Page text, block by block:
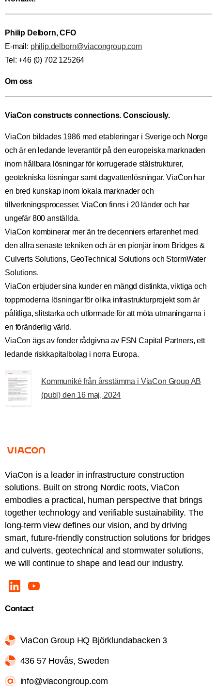
Philip Delborn, CFO
E-mail: philip.delborn@viacongroup.com
Tel: +46 (0) 702 125264
Om oss
ViaCon constructs connections. Consciously.
ViaCon bildades 1986 med etableringar i Sverige och Norge
och är en ledande leverantör på den europeiska marknaden
inom hållbara lösningar för korrugerade stålstrukturer,
geotekniska lösningar samt dagvattenlösningar. ViaCon har
en bred kunskap inom lokala marknader och
tillverkningsprocesser. ViaCon finns i 20 länder och har
ungefär 800 anställda.
ViaCon kombinerar mer än tre decenniers erfarenhet med
den allra senaste tekniken och är en pionjär inom Bridges &
Culverts Solutions, GeoTechnical Solutions och StormWater
Solutions.
ViaCon erbjuder sina kunder en mängd distinkta, viktiga och
toppmoderna lösningar för olika infrastrukturprojekt som är
pålitliga, slitstarka och utformade för att möta utmaningarna i
en föränderlig värld.
ViaCon ägs av fonder rådgivna av FSN Capital Partners, ett
ledande riskkapitalbolag i norra Europa.
Kommuniké från årsstämma i ViaCon Group AB
(publ) den 16 maj, 2024
ViaCon is a leader in infrastructure construction
solutions. Built on strong Nordic roots, ViaCon
embodies a practical, human perspective that brings
together technology and verifiable sustainability. The
long-term view defines our vision, and by driving
smart, future-friendly construction solutions for bridges
and culverts, geotechnical and stormwater solutions,
we will continue to shape and lead our industry.
Contact
ViaCon Group HQ Björklundabacken 3
436 57 Hovås, Sweden
info@viacongroup.com